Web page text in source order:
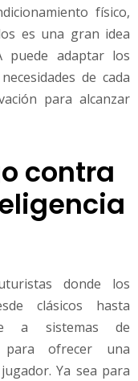
físico,
es una gran idea
puede adaptar los
de cada
para alcanzar
contra
donde los
clásicos hasta
a sistemas de
para ofrecer una
Ya sea para